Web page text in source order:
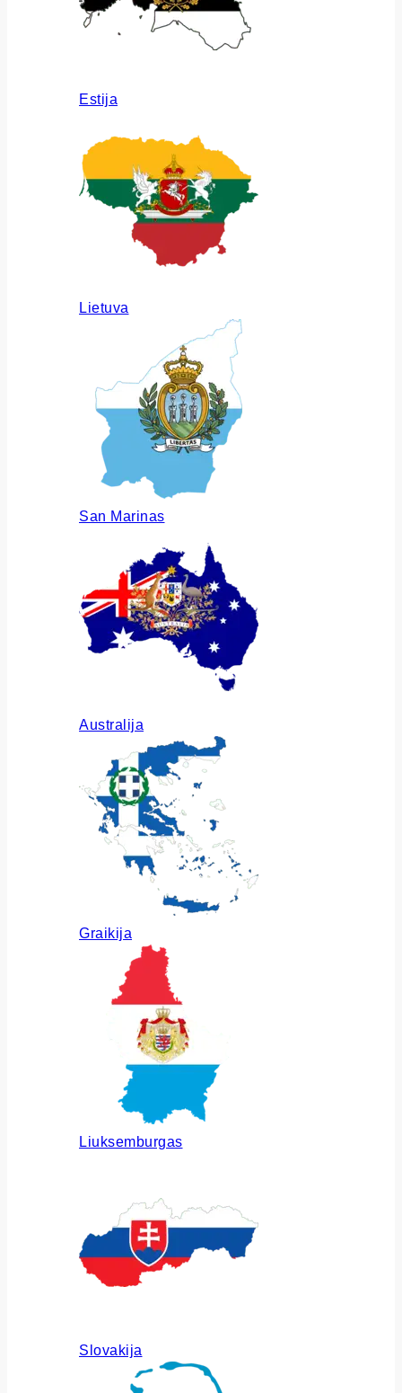
Estija
Lietuva
San Marinas
Australija
Graikija
Liuksemburgas
Slovakija